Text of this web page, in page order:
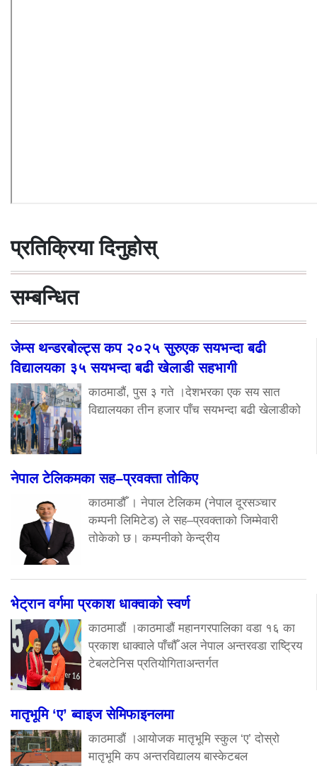
प्रतिक्रिया दिनुहोस्
सम्बन्धित
जेम्स थन्डरबोल्ट्स कप २०२५ सुरुएक सयभन्दा बढी
विद्यालयका ३५ सयभन्दा बढी खेलाडी सहभागी
काठमाडौं, पुस ३ गते ।देशभरका एक सय सात
विद्यालयका तीन हजार पाँच सयभन्दा बढी खेलाडीको
नेपाल टेलिकमका सह–प्रवक्ता तोकिए
काठमाडौँ । नेपाल टेलिकम (नेपाल दूरसञ्चार
कम्पनी लिमिटेड) ले सह–प्रवक्ताको जिम्मेवारी
तोकेको छ। कम्पनीको केन्द्रीय
भेट्रान वर्गमा प्रकाश धाक्वाको स्वर्ण
काठमाडौं ।काठमाडौं महानगरपालिका वडा १६ का
प्रकाश धाक्वाले पाँचौँ अल नेपाल अन्तरवडा राष्ट्रिय
टेबलटेनिस प्रतियोगिताअन्तर्गत
मातृभूमि ‘ए’ ब्वाइज सेमिफाइनलमा
काठमाडौं ।आयोजक मातृभूमि स्कुल ‘ए’ दोस्रो
मातृभूमि कप अन्तरविद्यालय बास्केटबल